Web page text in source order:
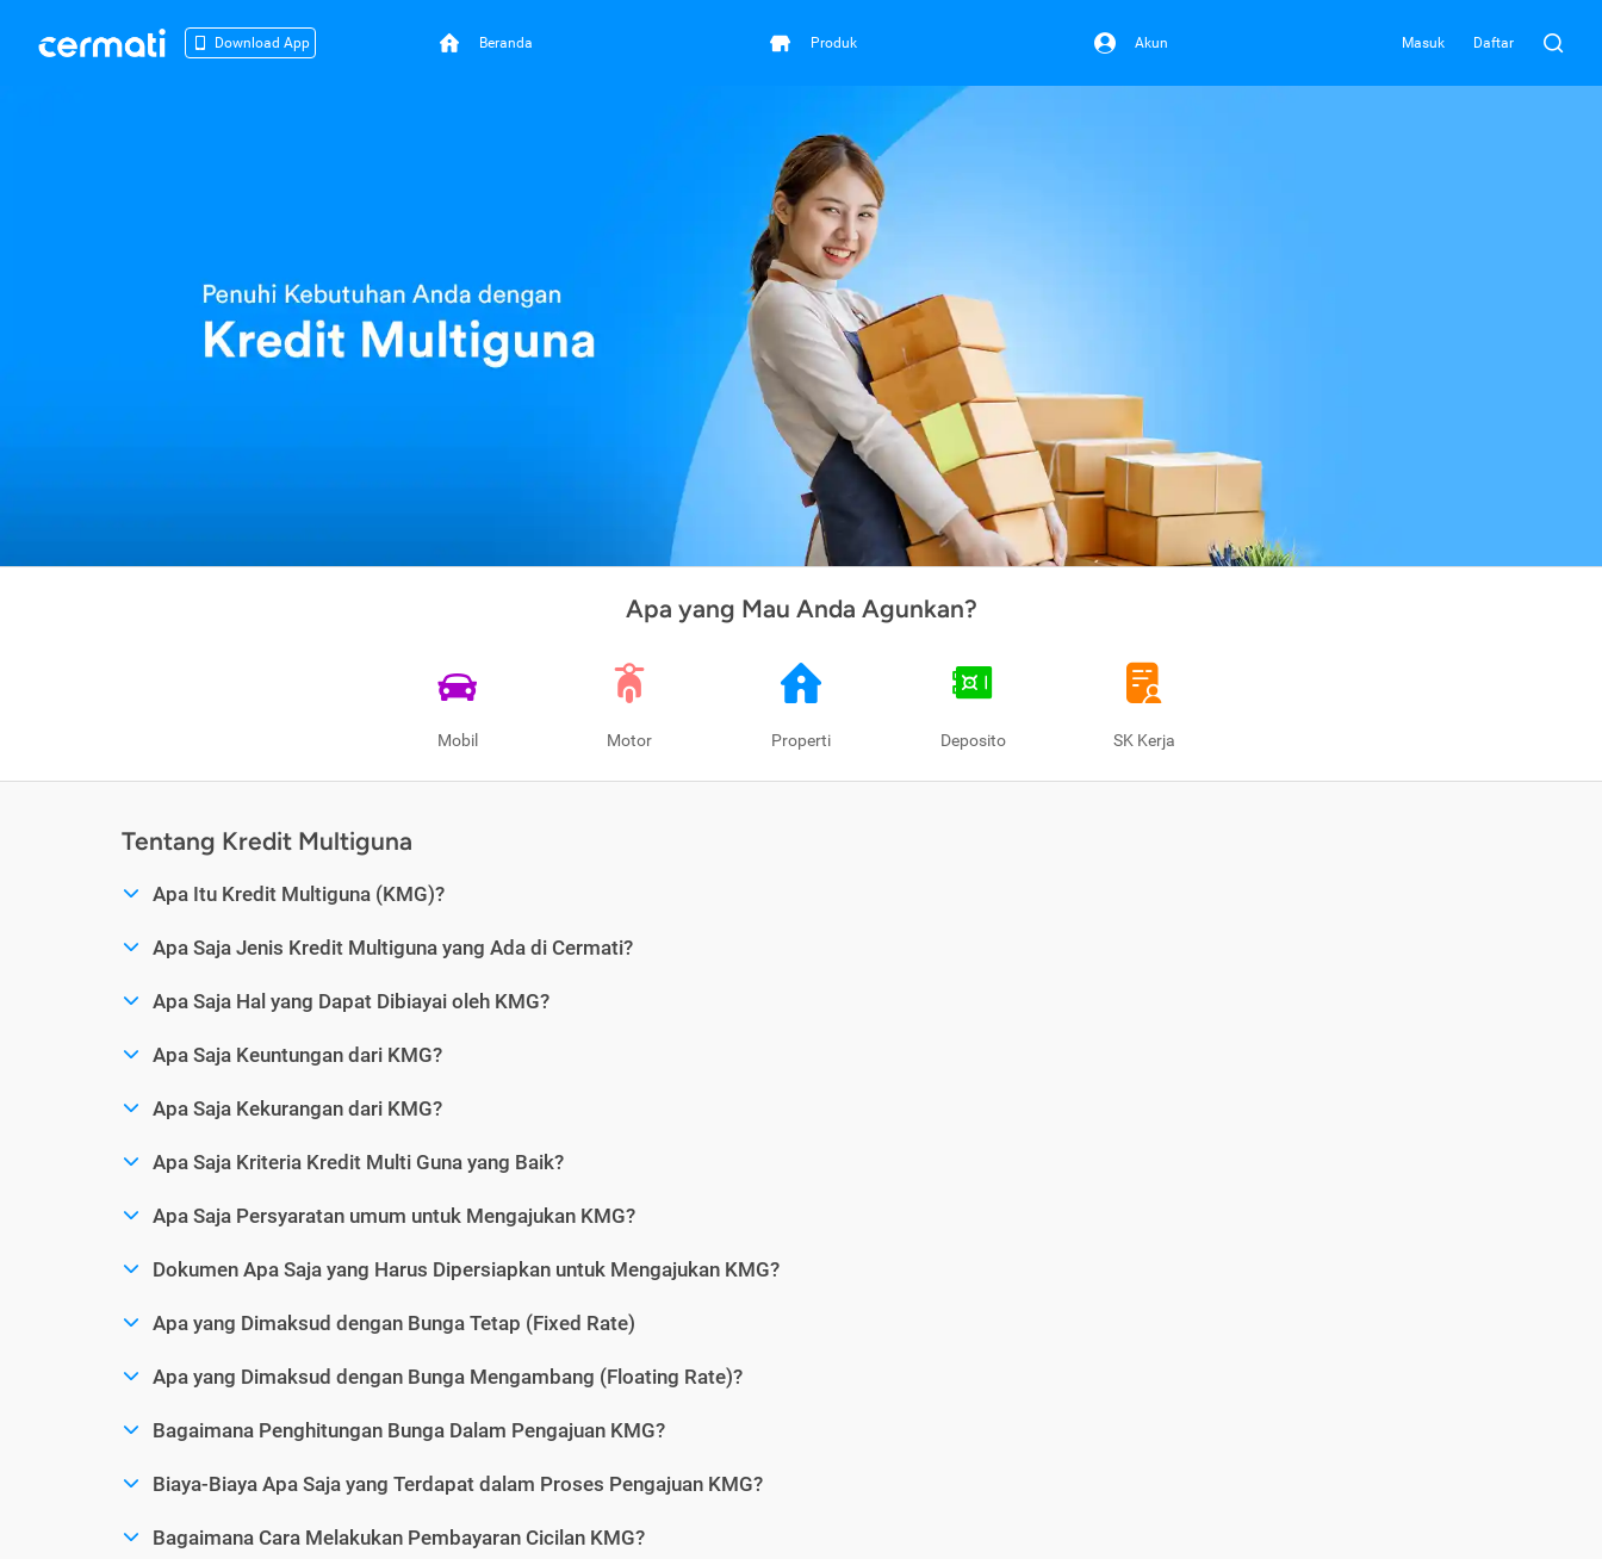
Download App Beranda Produk Akun Masuk Daftar
Apa yang Mau Anda Agunkan?
Mobil Motor Properti Deposito SK Kerja
Tentang Kredit Multiguna
Apa Itu Kredit Multiguna (KMG)?
Apa Saja Jenis Kredit Multiguna yang Ada di Cermati?
Apa Saja Hal yang Dapat Dibiayai oleh KMG?
Apa Saja Keuntungan dari KMG?
Apa Saja Kekurangan dari KMG?
Apa Saja Kriteria Kredit Multi Guna yang Baik?
Apa Saja Persyaratan umum untuk Mengajukan KMG?
Dokumen Apa Saja yang Harus Dipersiapkan untuk Mengajukan KMG?
Apa yang Dimaksud dengan Bunga Tetap (Fixed Rate)
Apa yang Dimaksud dengan Bunga Mengambang (Floating Rate)?
Bagaimana Penghitungan Bunga Dalam Pengajuan KMG?
Biaya-Biaya Apa Saja yang Terdapat dalam Proses Pengajuan KMG?
Bagaimana Cara Melakukan Pembayaran Cicilan KMG?